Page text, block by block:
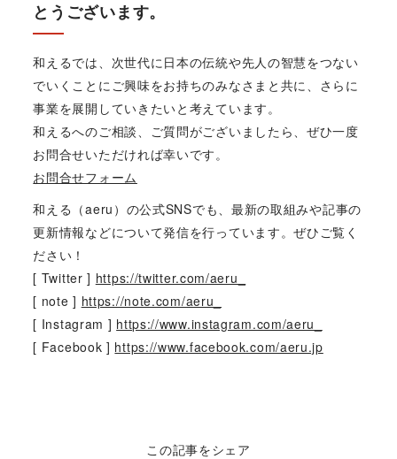
とうございます。
和えるでは、次世代に日本の伝統や先人の智慧をつない
でいくことにご興味をお持ちのみなさまと共に、さらに
事業を展開していきたいと考えています。
和えるへのご相談、ご質問がございましたら、ぜひ一度
お問合せいただければ幸いです。
お問合せフォーム
和える（aeru）の公式SNSでも、最新の取組みや記事の
更新情報などについて発信を行っています。ぜひご覧く
ださい！
[ Twitter ] https://twitter.com/aeru_
[ note ] https://note.com/aeru_
[ Instagram ] https://www.instagram.com/aeru_
[ Facebook ] https://www.facebook.com/aeru.jp
この記事をシェア